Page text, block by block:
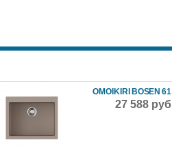
OMOIKIRI BOSEN 61
27 588 руб